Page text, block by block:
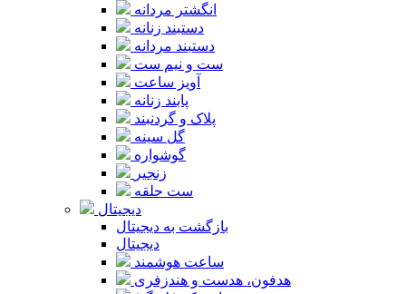
انگشتر مردانه
دستبند زنانه
دستبند مردانه
ست و نیم ست
آویز ساعت
پابند زنانه
پلاک و گردنبند
گل سینه
گوشواره
زنجیر
ست حلقه
دیجیتال
بازگشت به دیجیتال
دیجیتال
ساعت هوشمند
هدفون، هدست و هندزفری